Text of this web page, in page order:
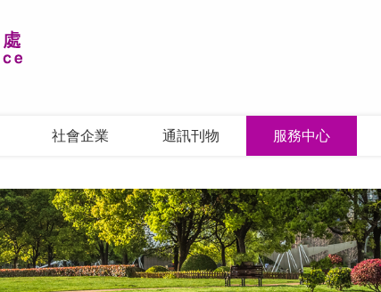
社會企業 通訊刊物 服務中心